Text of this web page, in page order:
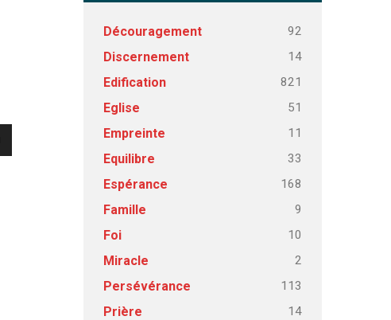
Découragement 92
Discernement 14
Edification 821
Eglise 51
Empreinte 11
Equilibre 33
Espérance 168
Famille 9
Foi 10
Miracle 2
Persévérance 113
Prière 14